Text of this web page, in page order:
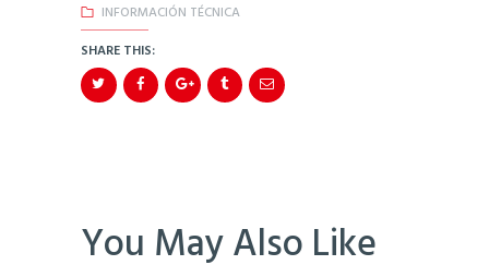
INFORMACIÓN TÉCNICA
SHARE THIS:
You May Also Like